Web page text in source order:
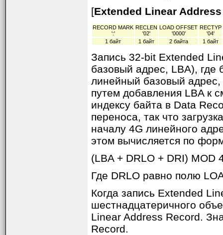
[Extended Linear
RECORD MARK
':'
RECLEN
'02'
LOAD OFFSET
'0000'
RECTYP
'04'
1 байт
1 байт 2 байта 1 байт
Запись 32-bit Extended
базовый адрес, LBA),
линейный базовый
путем добавления LBA к
индексу байта в Data
переноса, так что
началу 4G линейного
этом вычисляется по
(LBA + DRLO + DRI) MOD
Где DRLO равно полю
Когда запись Extended
шестнадцатеричного
Linear Address Record.
Record.